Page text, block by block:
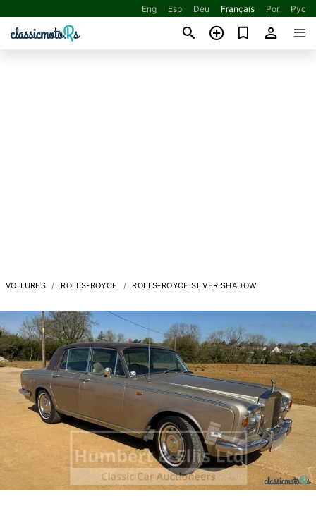
Eng Esp Deu Français Por Рус
VOITURES ROLLS-ROYCE ROLLS-ROYCE SILVER SHADOW